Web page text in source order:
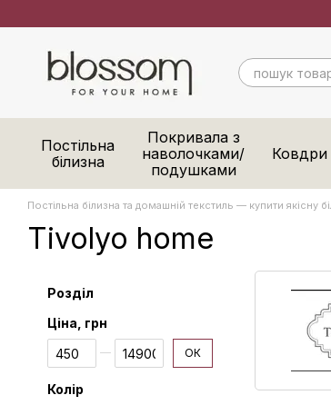
Постільна
білизна
Покривала з
наволочками/
подушками
Ковдри
Постільна білизна та домашній текстиль — купити якісну
Tivolyo home
Розділ
Ціна, грн
Від Ціна, грн
До Ціна, грн ОК
Колір